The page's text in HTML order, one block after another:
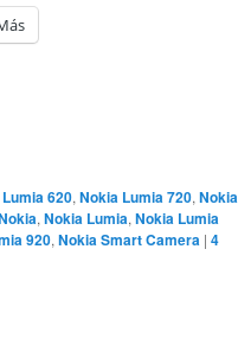
620, Nokia Lumia 720, Nokia
, Nokia Lumia, Nokia Lumia
920, Nokia Smart Camera | 4